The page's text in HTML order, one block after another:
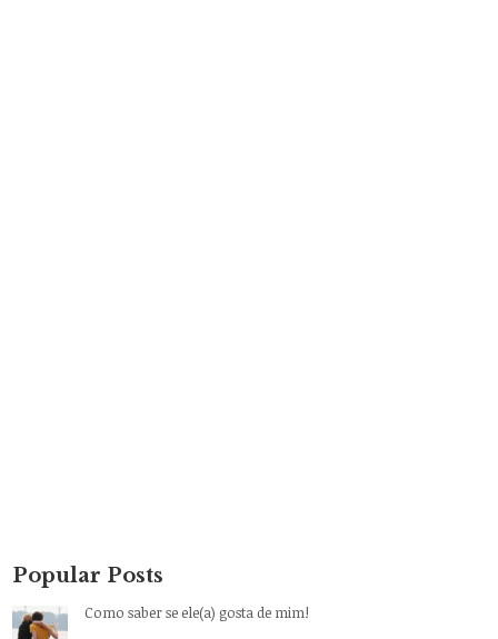
Popular Posts
Como saber se ele(a) gosta de mim!